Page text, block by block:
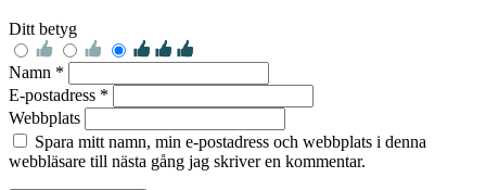
Ditt betyg
Namn *
E-postadress *
Webbplats
Spara mitt namn, min e-postadress och webbplats i denna
webbläsare till nästa gång jag skriver en kommentar.